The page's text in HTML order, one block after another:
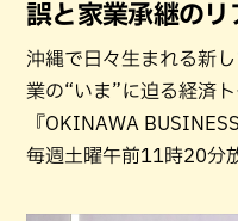
誤と家業承継のリ
沖縄で日々生まれる新
業の“いま”に迫る経済
『OKINAWA
毎週土曜午前11時20分